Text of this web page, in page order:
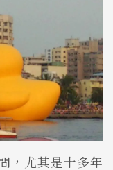
，尤其是十多年